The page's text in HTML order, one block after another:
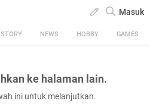
Masuk
STORY NEWS HOBBY GAMES
ke halaman lain.
ini untuk melanjutkan.